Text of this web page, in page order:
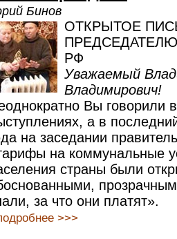
Бинов
ОТКРЫТОЕ
РФ
Уважаемый
Владимирович!
Вы говорили
а в
на заседании
на коммунальные
страны были
за что они платят».
>>>